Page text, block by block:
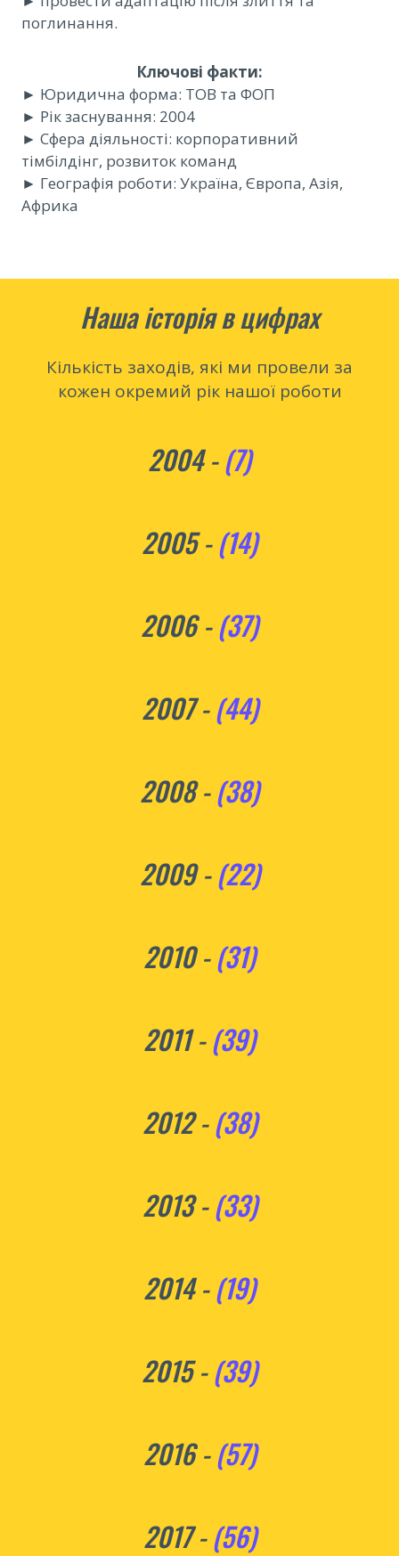
поглинання.
Ключові факти:
► Юридична форма: ТОВ та ФОП
► Рік заснування: 2004
► Сфера діяльності: корпоративний
тімбілдінг, розвиток команд
► Географія роботи: Україна, Європа, Азія,
Африка
Наша історія в цифрах
Кількість заходів, які ми провели за
кожен окремий рік нашої роботи
2004 -(7)
2005 -(14)
2006 -(37)
2007 -(44)
2008 -(38)
2009 -(22)
2010 -(31)
2011 -(39)
2012 -(38)
2013 -(33)
2014 -(19)
2015 -(39)
2016 -(57)
2017 -(56)